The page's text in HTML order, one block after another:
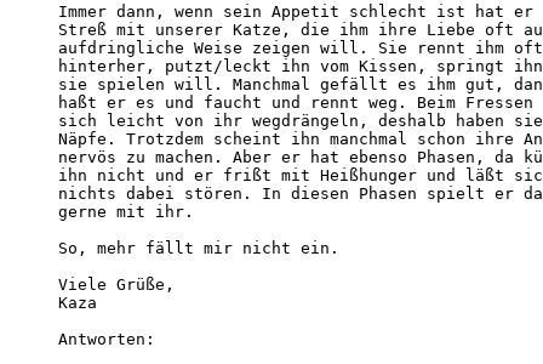
Immer dann, wenn sein Appetit schlecht ist hat
Streß mit unserer Katze, die ihm ihre Liebe oft
aufdringliche Weise zeigen will. Sie rennt ihm
hinterher, putzt/leckt ihn vom Kissen, springt
sie spielen will. Manchmal gefällt es ihm gut,
haßt er es und faucht und rennt weg. Beim
sich leicht von ihr wegdrängeln, deshalb haben
Näpfe. Trotzdem scheint ihn manchmal schon ihre
nervös zu machen. Aber er hat ebenso Phasen, da
ihn nicht und er frißt mit Heißhunger und läßt
nichts dabei stören. In diesen Phasen spielt er
gerne mit ihr.
So, mehr fällt mir nicht ein.
Viele Grüße,
Kaza
Antworten: